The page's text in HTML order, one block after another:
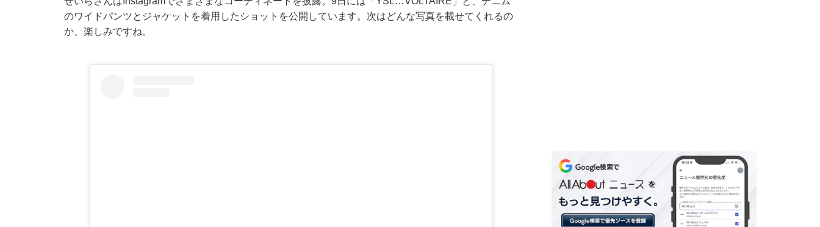
のワイドパンツとジャケットを着用したショットを公開しています。次はどんな写真を載せてくれるの
か、楽しみですね。